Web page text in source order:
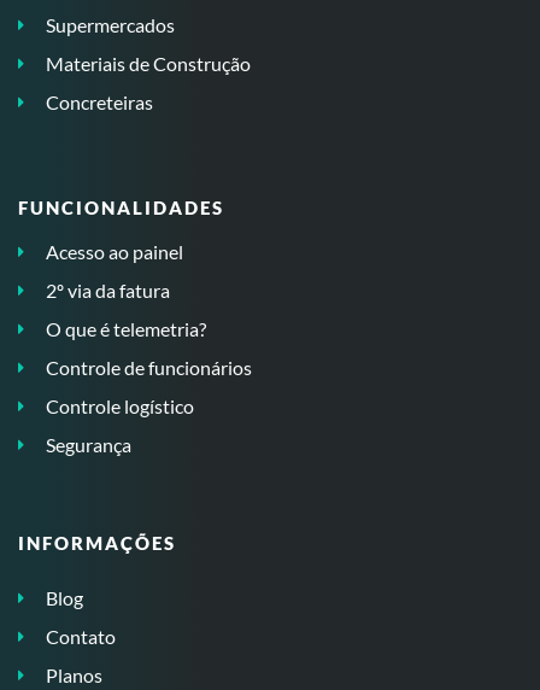
Supermercados
Materiais de Construção
Concreteiras
FUNCIONALIDADES
Acesso ao painel
2º via da fatura
O que é telemetria?
Controle de funcionários
Controle logístico
Segurança
INFORMAÇÕES
Blog
Contato
Planos